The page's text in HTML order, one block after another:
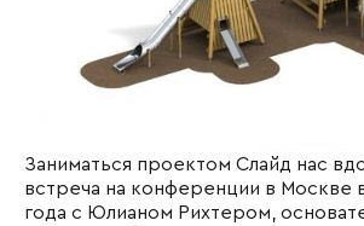
Заниматься проектом Слайд нас
встреча на конференции в Москве
года с Юлианом Рихтером ,